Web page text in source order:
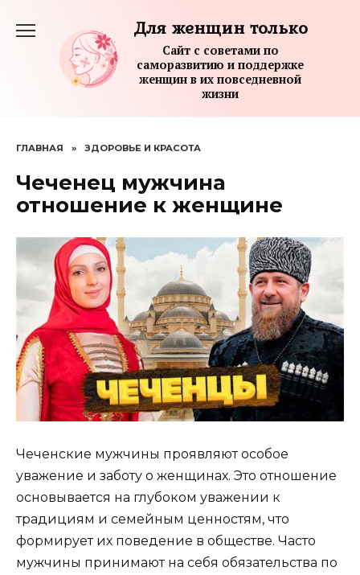
содержанию
Для женщин только
Сайт с советами по
саморазвитию и поддержке
женщин в их повседневной
жизни
ГЛАВНАЯ » ЗДОРОВЬЕ И КРАСОТА
Чеченец мужчина
отношение к женщине
Чеченские мужчины проявляют особое
уважение и заботу о женщинах. Это отношение
основывается на глубоком уважении к
традициям и семейным ценностям, что
формирует их поведение в обществе. Часто
мужчины принимают на себя обязательства по